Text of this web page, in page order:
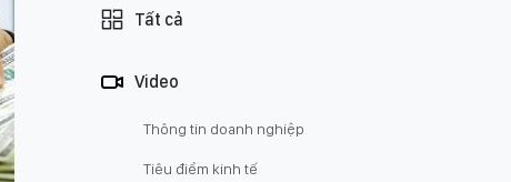
ngày 6/8/2026
Tất cả
Video
Thông tin doanh nghiệp
Tiêu điểm kinh tế